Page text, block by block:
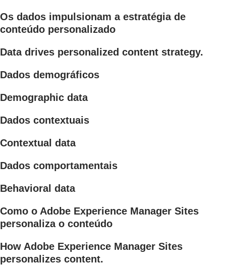
Os dados impulsionam a estratégia de
conteúdo personalizado
Data drives personalized content strategy.
Dados demográficos
Demographic data
Dados contextuais
Contextual data
Dados comportamentais
Behavioral data
Como o Adobe Experience Manager Sites
personaliza o conteúdo
How Adobe Experience Manager Sites
personalizes content.